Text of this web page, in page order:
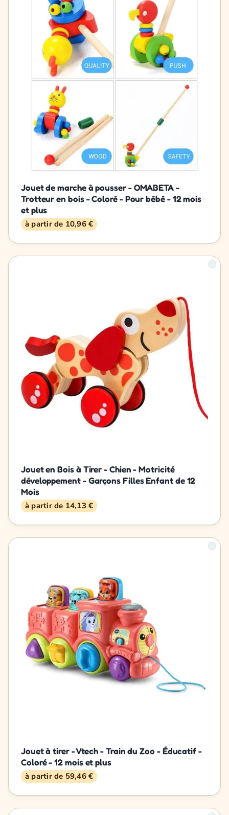
Jouet de marche à pousser - OMABETA -
Trotteur en bois - Coloré - Pour bébé - 12 mois
et plus
à partir de 10,96 €
Jouet en Bois à Tirer - Chien - Motricité
développement - Garçons Filles Enfant de 12
Mois
à partir de 14,13 €
Jouet à tirer - Vtech - Train du Zoo - Éducatif -
Coloré - 12 mois et plus
à partir de 59,46 €